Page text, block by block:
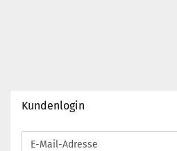
Kundenlogin
E-